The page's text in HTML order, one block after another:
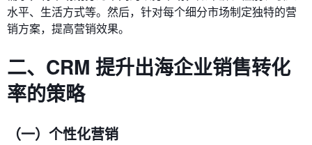
水平、生活方式等。然后，针对每个细分市场制定独特的营
销方案，提高营销效果。
二、CRM 提升出海企业销售转化
率的策略
（一）个性化营销